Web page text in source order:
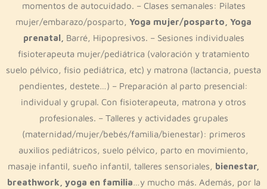
momentos de autocuidado. – Clases semanales: Pilates
mujer/embarazo/posparto, Yoga mujer/posparto, Yoga
prenatal, Barré, Hipopresivos. – Sesiones individuales
fisioterapeuta mujer/pediátrica (valoración y tratamiento
suelo pélvico, fisio pediátrica, etc) y matrona (lactancia, puesta
pendientes, destete…) – Preparación al parto presencial:
individual y grupal. Con fisioterapeuta, matrona y otros
profesionales. – Talleres y actividades grupales
(maternidad/mujer/bebés/familia/bienestar): primeros
auxilios pediátricos, suelo pélvico, parto en movimiento,
masaje infantil, sueño infantil, talleres sensoriales, bienestar,
breathwork, yoga en familia…y mucho más. Además, por la